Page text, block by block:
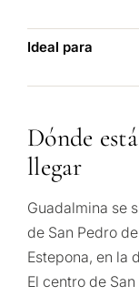
Ideal para
Dónde
llegar
Guadalmina se
de San Pedro
Estepona, en la
El centro de